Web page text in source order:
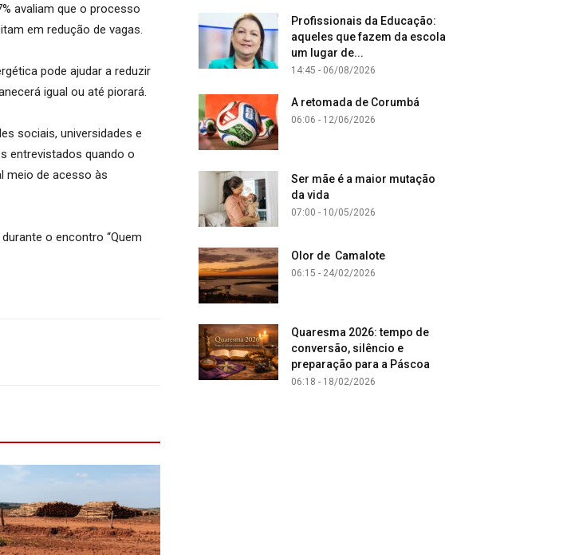
avaliam que o processo
em redução de vagas.
pode ajudar a reduzir
igual ou até piorará.
sociais, universidades e
entrevistados quando o
meio de acesso às
o encontro “Quem
Profissionais da Educação:
aqueles que fazem da escola
um lugar de...
14:45 - 06/08/2026
A retomada de Corumbá
06:06 - 12/06/2026
Ser mãe é a maior mutação
da vida
07:00 - 10/05/2026
Olor de Camalote
06:15 - 24/02/2026
Quaresma 2026: tempo de
conversão, silêncio e
preparação para a Páscoa
06:18 - 18/02/2026